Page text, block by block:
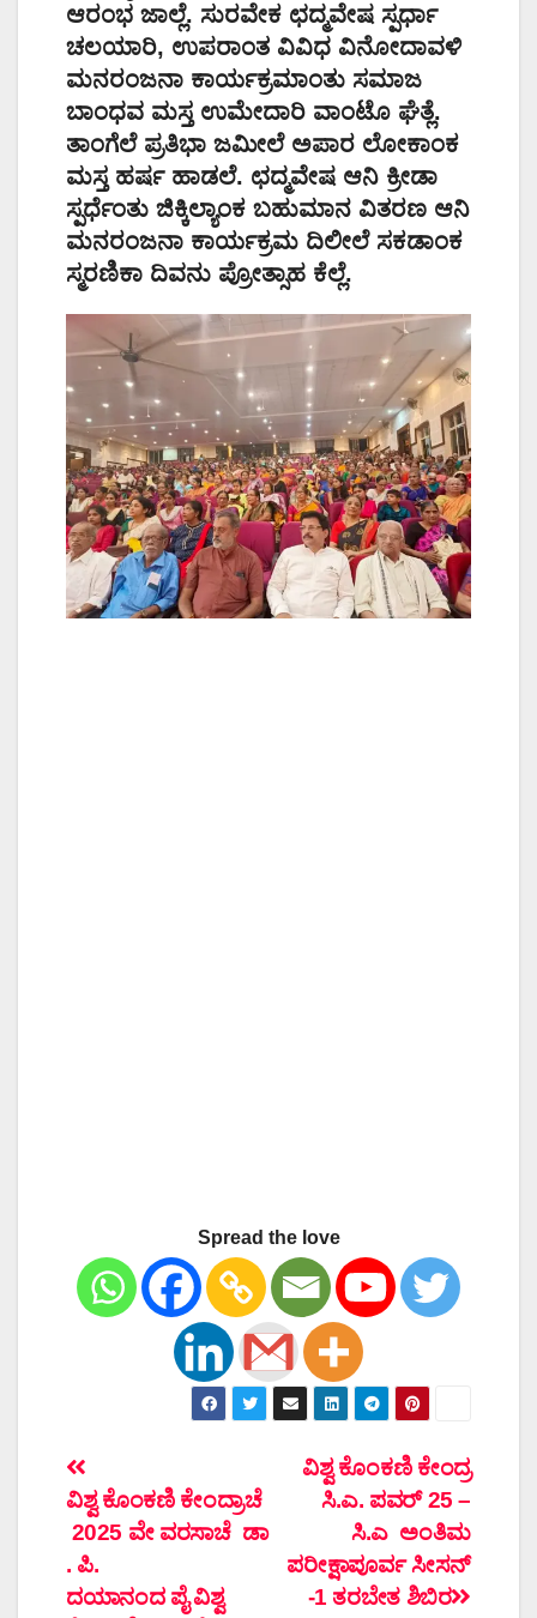
ಆರಂಭ ಜಾಲ್ಲೆ. ಸುರವೇಕ ಛದ್ಮವೇಷ ಸ್ಪರ್ಧಾ
ಚಲಯಾರಿ, ಉಪರಾಂತ ವಿವಿಧ ವಿನೋದಾವಳಿ
ಮನರಂಜನಾ ಕಾರ್ಯಕ್ರಮಾಂತು ಸಮಾಜ
ಬಾಂಧವ ಮಸ್ತ ಉಮೇದಾರಿ ವಾಂಟೊ ಘೆತ್ಲೆ.
ತಾಂಗೆಲೆ ಪ್ರತಿಭಾ ಜಮೀಲೆ ಅಪಾರ ಲೋಕಾಂಕ
ಮಸ್ತ ಹರ್ಷ ಹಾಡಲೆ. ಛದ್ಮವೇಷ ಆನಿ ಕ್ರೀಡಾ
ಸ್ಪರ್ಧೆಂತು ಜಿಕ್ಕಿಲ್ಯಾಂಕ ಬಹುಮಾನ ವಿತರಣ ಆನಿ
ಮನರಂಜನಾ ಕಾರ್ಯಕ್ರಮ ದಿಲೀಲೆ ಸಕಡಾಂಕ
ಸ್ಮರಣಿಕಾ ದಿವನು ಪ್ರೋತ್ಸಾಹ ಕೆಲ್ಲೆ.
Spread the love
ಲೇಖನದ
ನ್ಯಾವಿಗೇಶನ್
ವಿಶ್ವ ಕೊಂಕಣಿ ಕೇಂದ್ರ
ಸಿ.ಎ. ಪವರ್ 25 –
ಸಿ.ಎ ಅಂತಿಮ
ಪರೀಕ್ಷಾಪೂರ್ವ ಸೀಸನ್
-1 ತರಬೇತ ಶಿಬಿರ
ವಿಶ್ವ ಕೊಂಕಣಿ ಕೇಂದ್ರಾಚೆ
2025 ವೇ ವರಸಾಚೆ ಡಾ
. ಪಿ.
ದಯಾನಂದ ಪೈ ವಿಶ್ವ